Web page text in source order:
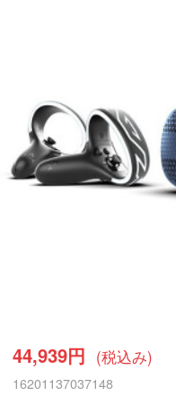
44,939円 (税込み)
16201137037148